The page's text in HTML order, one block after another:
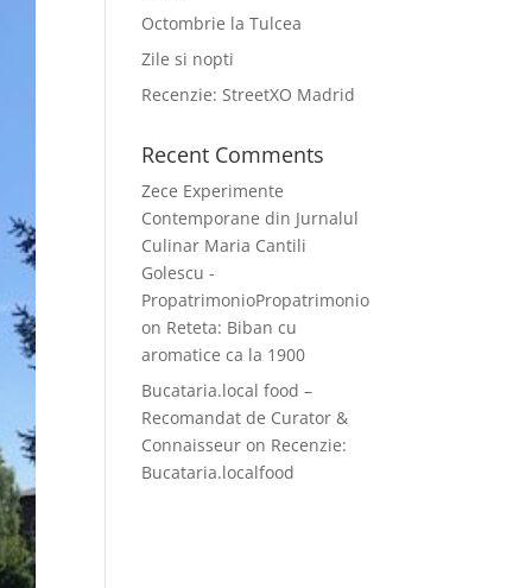
Octombrie la Tulcea
Zile si nopti
Recenzie: StreetXO Madrid
Recent Comments
Zece Experimente
Contemporane din Jurnalul
Culinar Maria Cantili
Golescu -
PropatrimonioPropatrimonio
on Reteta: Biban cu
aromatice ca la 1900
Bucataria.local food –
Recomandat de Curator &
Connaisseur on Recenzie:
Bucataria.localfood